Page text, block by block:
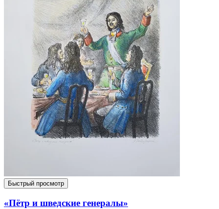
Быстрый просмотр
«Пётр и шведские генералы»